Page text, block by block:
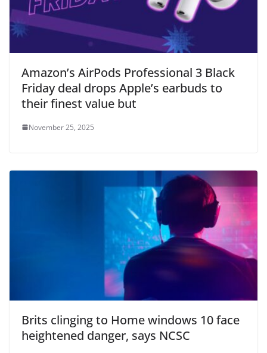
Amazon’s AirPods Professional 3 Black
Friday deal drops Apple’s earbuds to
their finest value but
November 25, 2025
Brits clinging to Home windows 10 face
heightened danger, says NCSC